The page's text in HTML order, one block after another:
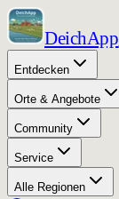
DeichApp
Entdecken
Orte & Angebote
Community
Service
Alle Regionen